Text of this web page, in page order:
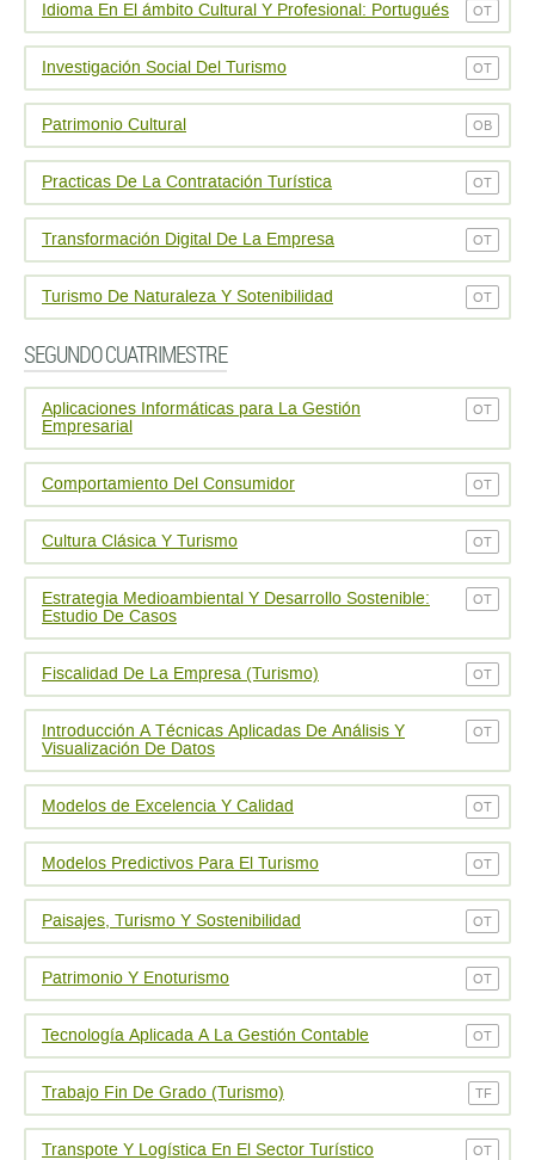
Idioma En El ámbito Cultural Y Profesional: Portugués OT
Investigación Social Del Turismo OT
Patrimonio Cultural OB
Practicas De La Contratación Turí­stica OT
Transformación Digital De La Empresa OT
Turismo De Naturaleza Y Sotenibilidad OT
SEGUNDO CUATRIMESTRE
Aplicaciones Informáticas para La Gestión
Empresarial
OT
Comportamiento Del Consumidor OT
Cultura Clásica Y Turismo OT
Estrategia Medioambiental Y Desarrollo Sostenible:
Estudio De Casos
OT
Fiscalidad De La Empresa (Turismo) OT
Introducción A Técnicas Aplicadas De Análisis Y
Visualización De Datos
OT
Modelos de Excelencia Y Calidad OT
Modelos Predictivos Para El Turismo OT
Paisajes, Turismo Y Sostenibilidad OT
Patrimonio Y Enoturismo OT
Tecnología Aplicada A La Gestión Contable OT
Trabajo Fin De Grado (Turismo) TF
Transpote Y Logí­stica En El Sector Turí­stico OT